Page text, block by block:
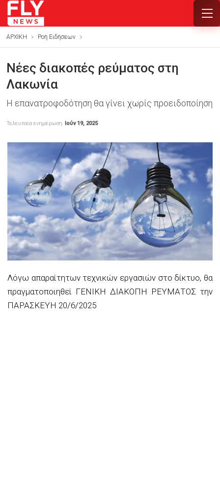
ΑΡΧΙΚΗ Ροή Ειδήσεων
Νέες διακοπές ρεύματος στη
Λακωνία
Η επανατροφοδότηση θα γίνει χωρίς προειδοποίηση
Τελευταία ενημέρωση Ιούν 19, 2025
Λόγω απαραίτητων τεχνικών εργασιών στο δίκτυο, θα
πραγματοποιηθεί ΓΕΝΙΚΗ ΔΙΑΚΟΠΗ ΡΕΥΜΑΤΟΣ την
ΠΑΡΑΣΚΕΥΗ 20/6/2025